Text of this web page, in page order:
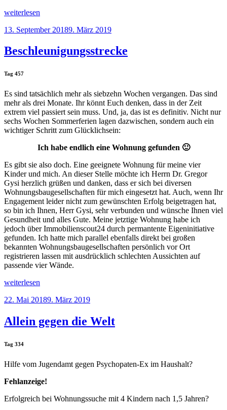
„Globalismus“
weiterlesen
Veröffentlicht
13. September 20189. März 2019
Beschleunigungsstrecke
Tag 457
Es sind tatsächlich mehr als siebzehn Wochen vergangen. Das sind
mehr als drei Monate. Ihr könnt Euch denken, dass in der Zeit
extrem viel passiert sein muss. Und, ja, das ist es definitiv. Nicht nur
sechs Wochen Sommerferien lagen dazwischen, sondern auch ein
wichtiger Schritt zum Glücklichsein:
Ich habe endlich eine Wohnung gefunden 🙂
Es gibt sie also doch. Eine geeignete Wohnung für meine vier
Kinder und mich. An dieser Stelle möchte ich Herrn Dr. Gregor
Gysi herzlich grüßen und danken, dass er sich bei diversen
Wohnungsbaugesellschaften für mich eingesetzt hat. Auch, wenn Ihr
Engagement leider nicht zum gewünschten Erfolg beigetragen hat,
so bin ich Ihnen, Herr Gysi, sehr verbunden und wünsche Ihnen viel
Gesundheit und alles Gute. Meine jetztige Wohnung habe ich
jedoch über Immobilienscout24 durch permantente Eigeninitiative
gefunden. Ich hatte mich parallel ebenfalls direkt bei großen
bekannten Wohnungsbaugesellschaften persönlich vor Ort
registrieren lassen mit ausdrücklich schlechten Aussichten auf
passende vier Wände.
„Beschleunigungsstrecke“
weiterlesen
Veröffentlicht
22. Mai 20189. März 2019
Allein gegen die Welt
Tag 334
Hilfe vom Jugendamt gegen Psychopaten-Ex im Haushalt?
Fehlanzeige!
Erfolgreich bei Wohnungssuche mit 4 Kindern nach 1,5 Jahren?